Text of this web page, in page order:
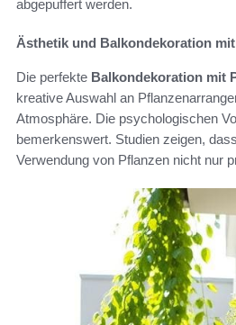
abgepuffert werden.
Ästhetik und Balkondekoration
Die perfekte Balkondekoration mit
kreative Auswahl an
Atmosphäre. Die psychologischen
bemerkenswert. Studien zeigen,
Verwendung von Pflanzen nicht nur